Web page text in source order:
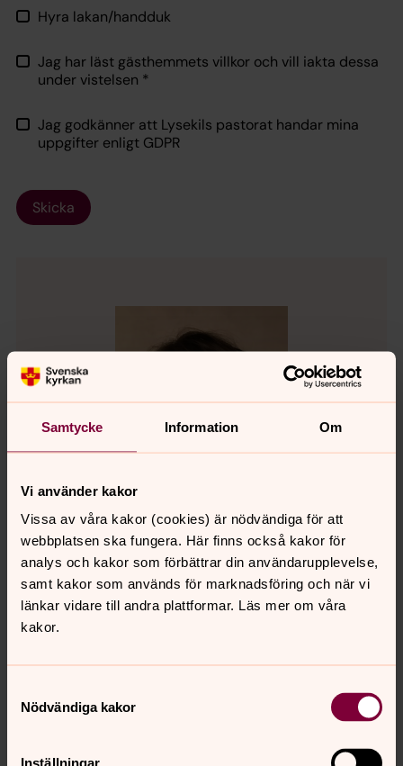
Samtycke Information Om
Vi använder kakor
Vissa av våra kakor (cookies) är nödvändiga för att
webbplatsen ska fungera. Här finns också kakor för
analys och kakor som förbättrar din användarupplevelse,
samt kakor som används för marknadsföring och när vi
länkar vidare till andra plattformar. Läs mer om våra
kakor.
Nödvändiga kakor
Inställningar
Hyra lakan/handduk
Jag har läst gästhemmets villkor och vill iakta dessa
under vistelsen *
Jag godkänner att Lysekils pastorat handar mina
uppgifter enligt GDPR
Skicka
Christina Elgh
Kanslist
Mer om Christina Elgh